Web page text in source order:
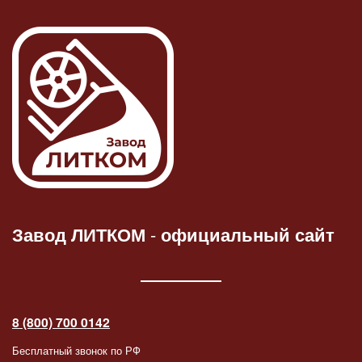
Завод ЛИТКОМ -официальный сайт
8 (800) 700 0142
Бесплатный звонок по РФ